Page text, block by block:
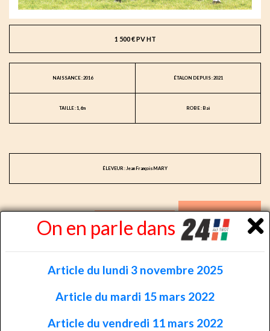
On en parle dans
Article du lundi 3 novembre 2025
Article du mardi 15 mars 2022
Article du vendredi 11 mars 2022
1 500 € PV HT
NAISSANCE : 2016 ÉTALON DEPUIS : 2021
TAILLE : 1,6m ROBE : Bai
ÉLEVEUR : Jean François MARY
Ready Cash 1'10''3
Bird Parker 1'09''5
Fakir du Vivier